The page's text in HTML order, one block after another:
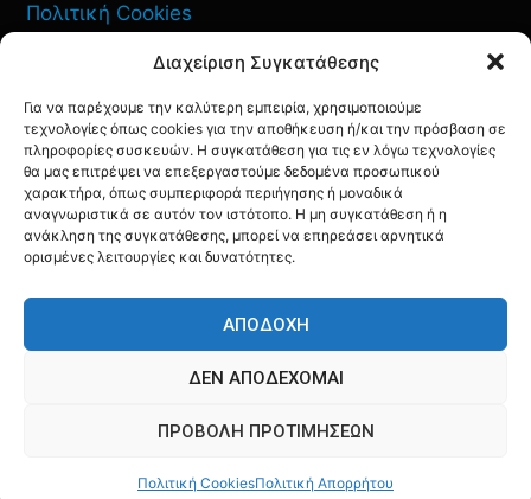
Διαχείριση Συγκατάθεσης
Για να παρέχουμε την καλύτερη εμπειρία, χρησιμοποιούμε
τεχνολογίες όπως cookies για την αποθήκευση ή/και την πρόσβαση σε
πληροφορίες συσκευών. Η συγκατάθεση για τις εν λόγω τεχνολογίες
θα μας επιτρέψει να επεξεργαστούμε δεδομένα προσωπικού
χαρακτήρα, όπως συμπεριφορά περιήγησης ή μοναδικά
αναγνωριστικά σε αυτόν τον ιστότοπο. Η μη συγκατάθεση ή η
ανάκληση της συγκατάθεσης, μπορεί να επηρεάσει αρνητικά
ορισμένες λειτουργίες και δυνατότητες.
ΑΠΟΔΟΧΉ
ΔΕΝ ΑΠΟΔΈΧΟΜΑΙ
ΠΡΟΒΟΛΉ ΠΡΟΤΙΜΉΣΕΩΝ
Πολιτική CookiesΠολιτική Απορρήτου
Πολιτική Cookies
Πολιτική Απορρήτου
ΕΠΙΚΟΙΝΩΝΙΑ
YOUTUBE